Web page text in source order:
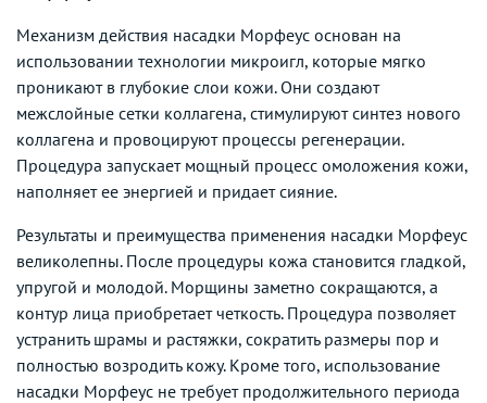
Механизм действия насадки Морфеус основан на
использовании технологии микроигл, которые мягко
проникают в глубокие слои кожи. Они создают
межслойные сетки коллагена, стимулируют синтез нового
коллагена и провоцируют процессы регенерации.
Процедура запускает мощный процесс омоложения кожи,
наполняет ее энергией и придает сияние.
Результаты и преимущества применения насадки Морфеус
великолепны. После процедуры кожа становится гладкой,
упругой и молодой. Морщины заметно сокращаются, а
контур лица приобретает четкость. Процедура позволяет
устранить шрамы и растяжки, сократить размеры пор и
полностью возродить кожу. Кроме того, использование
насадки Морфеус не требует продолжительного периода